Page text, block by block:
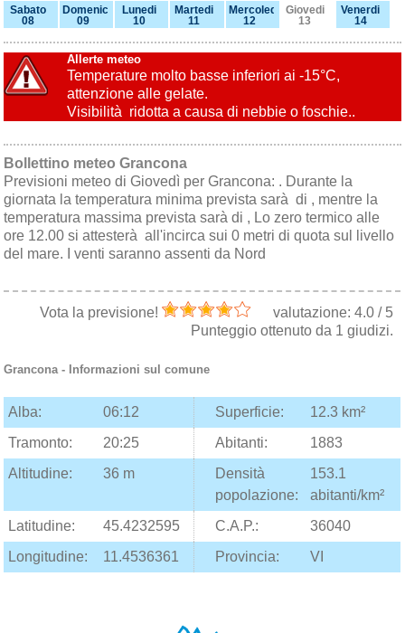
Sabato
08
Domenica
09
Lunedi
10
Martedi
11
Mercoledi
12
Giovedi
13
Venerdi
14
Allerte meteo
Temperature molto basse inferiori ai -15°C,
attenzione alle gelate.
Visibilità ridotta a causa di nebbie o foschie..
Bollettino meteo Grancona
Previsioni meteo di Giovedì per Grancona: . Durante la
giornata la temperatura minima prevista sarà di , mentre la
temperatura massima prevista sarà di , Lo zero termico alle
ore 12.00 si attesterà all'incirca sui 0 metri di quota sul livello
del mare. I venti saranno assenti da Nord
Vota la previsione! valutazione: 4.0/ 5
Punteggio ottenuto da 1 giudizi.
Grancona- Informazioni sul comune
Alba: 06:12 Superficie:
12.3 km²
Tramonto:
20:25 Abitanti:
1883
Altitudine:
36 m
Densità
popolazione:
153.1
abitanti/km²
Latitudine:
45.4232595 C.A.P.:
36040
Longitudine:
11.4536361 Provincia: VI